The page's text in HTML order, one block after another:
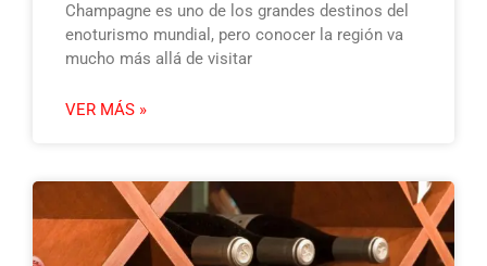
Champagne es uno de los grandes destinos del
enoturismo mundial, pero conocer la región va
mucho más allá de visitar
VER MÁS »